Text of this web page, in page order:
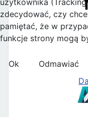
zdecydować, czy
pamiętać, że w
funkcje strony mogą
Ok
Odmawiać